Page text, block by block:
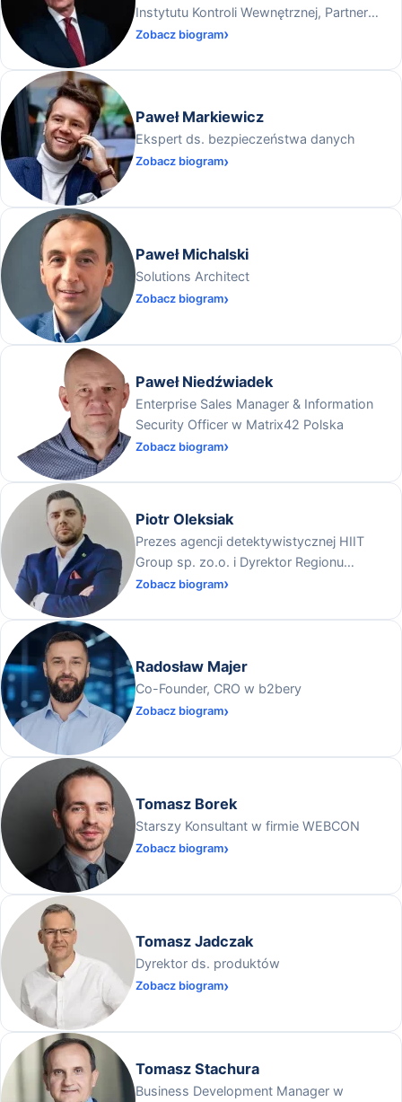
Instytutu Kontroli Wewnętrznej, Partner
zarządzający w Centrum Likwidacji Barier
Zobacz biogram
Paweł Markiewicz
Ekspert ds. bezpieczeństwa danych
Zobacz biogram
Paweł Michalski
Solutions Architect
Zobacz biogram
Paweł Niedźwiadek
Enterprise Sales Manager & Information
Security Officer w Matrix42 Polska
Zobacz biogram
Piotr Oleksiak
Prezes agencji detektywistycznej HIIT
Group sp. zo.o. i Dyrektor Regionu
Ogólnopolskiej Federacji Przedsiębiorców i
Zobacz biogram
Radosław Majer
Co-Founder, CRO w b2bery
Zobacz biogram
Tomasz Borek
Starszy Konsultant w firmie WEBCON
Zobacz biogram
Tomasz Jadczak
Dyrektor ds. produktów
Zobacz biogram
Tomasz Stachura
Business Development Manager w